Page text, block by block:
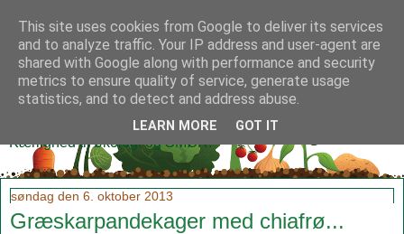
Klidmoster.dk
Kærlighed til økologi og SMØR!
søndag den 6. oktober 2013
Græskarpandekager med chiafrø...
This site uses cookies from Google to deliver its services
and to analyze traffic. Your IP address and user-agent are
shared with Google along with performance and security
metrics to ensure quality of service, generate usage
statistics, and to detect and address abuse.
LEARN MORE GOT IT